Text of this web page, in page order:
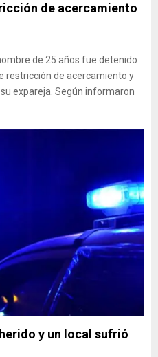
de acercamiento
de 25 años fue detenido
restricción de acercamiento y
expareja. Según informaron
y un local sufrió